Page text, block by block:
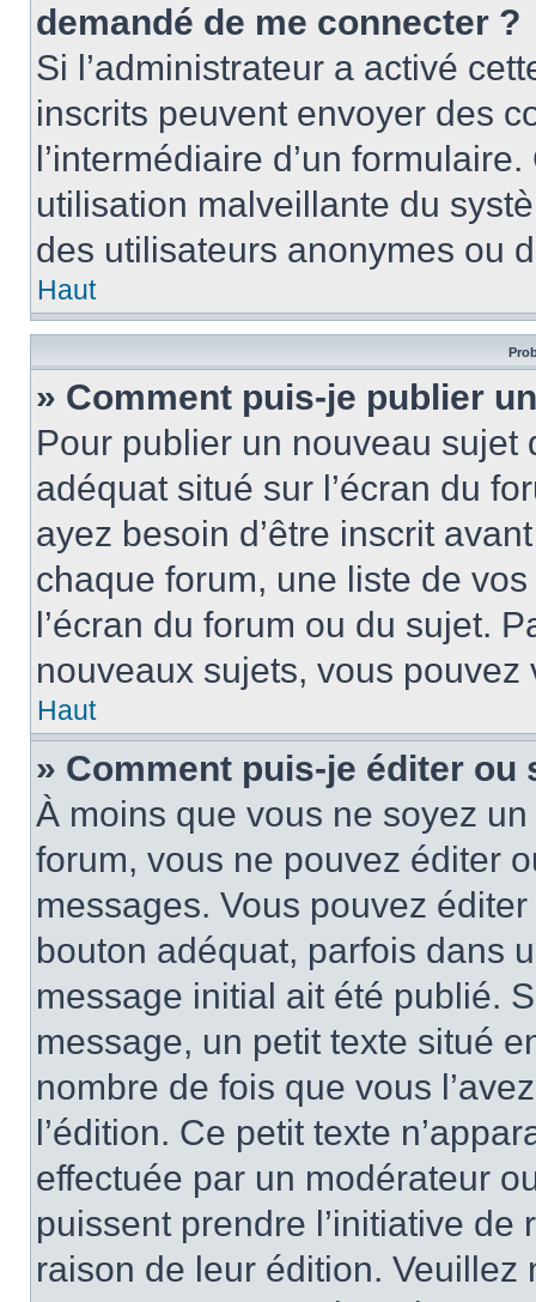
demandé de me connecter ?
Si l’administrateur a activé
inscrits peuvent envoyer des
l’intermédiaire d’un
utilisation malveillante du
des utilisateurs anonymes ou
Haut
» Comment puis-je publier
Pour publier un nouveau
adéquat situé sur l’écran du
ayez besoin d’être inscrit
chaque forum, une liste de
l’écran du forum ou du sujet.
nouveaux sujets, vous
Haut
» Comment puis-je éditer
À moins que vous ne soyez
forum, vous ne pouvez éditer
messages. Vous pouvez
bouton adéquat, parfois dans
message initial ait été publié.
message, un petit texte situé
nombre de fois que vous
l’édition. Ce petit texte
effectuée par un modérateur
puissent prendre l’initiative
raison de leur édition.